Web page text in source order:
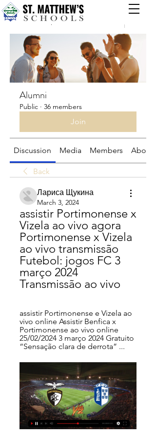
Groups
Alumni
Public · 36 members
Join
Discussion Media Members About
Back
Лариса Щукина
March 3, 2024
assistir Portimonense x
Vizela ao vivo agora
Portimonense x Vizela
ao vivo transmissão
Futebol: jogos FC 3
março 2024
Transmissão ao vivo
assistir Portimonense e Vizela ao
vivo online Assistir Benfica x
Portimonense ao vivo online
25/02/2024 3 março 2024 Gratuito
“Sensação clara de derrota” ...